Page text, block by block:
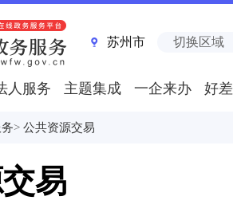
苏州市 切换区域
人服务 主题集成 一企来办 好
> 公共资源交易
易